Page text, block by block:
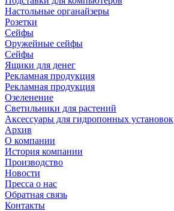
Настольные органайзеры
Розетки
Сейфы
Оружейные сейфы
Сейфы
Ящики для денег
Рекламная продукция
Рекламная продукция
Озеленение
Светильники для растений
Аксессуары для гидропонных установок
Архив
О компании
История компании
Производство
Новости
Пресса о нас
Обратная связь
Контакты